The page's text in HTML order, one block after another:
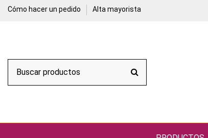
Cómo hacer un pedido Alta mayorista